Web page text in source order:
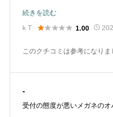
ができてなかったとか。急い
え抜糸してもらいましたが、
も無しとは言えません。院
寄り添う病院づくりに向けて
いけど…。疲れます。（
続きを読む
k T
 1.00
このクチコミは参考になりま
-
受付の態度が悪いメガネの